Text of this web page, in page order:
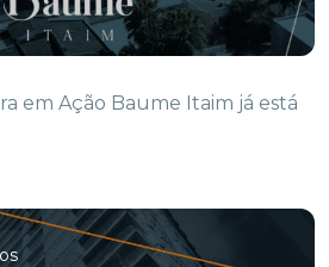
em Ação Baume Itaim já está